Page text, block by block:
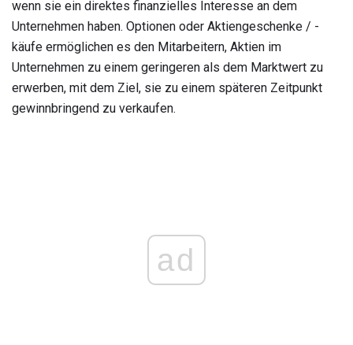
wenn sie ein direktes finanzielles Interesse an dem
Unternehmen haben. Optionen oder Aktiengeschenke / -
käufe ermöglichen es den Mitarbeitern, Aktien im
Unternehmen zu einem geringeren als dem Marktwert zu
erwerben, mit dem Ziel, sie zu einem späteren Zeitpunkt
gewinnbringend zu verkaufen.
ad